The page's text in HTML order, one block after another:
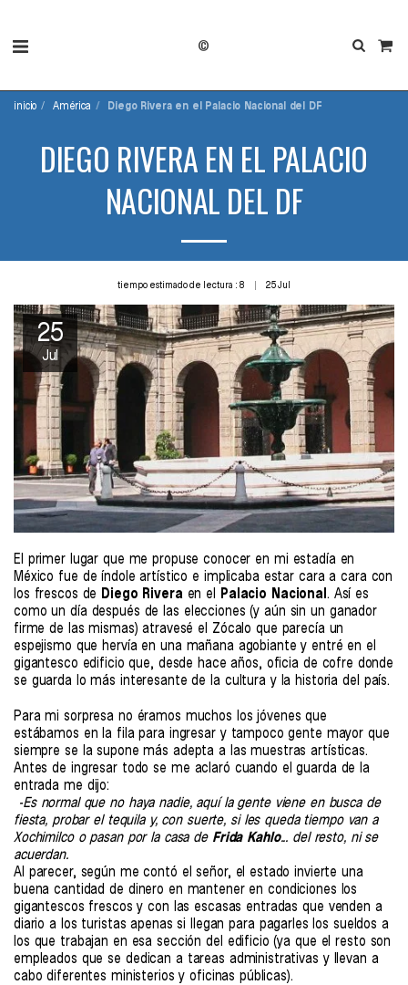
©
inicio América Diego Rivera en el Palacio Nacional del DF
DIEGO RIVERA EN EL PALACIO
NACIONAL DEL DF
tiempo estimado de lectura : 8 25Jul
25
Jul
El primer lugar que me propuse conocer en mi estadía en
México fue de índole artístico e implicaba estar cara a cara con
los frescos de Diego Rivera en el Palacio Nacional . Así es
como un día después de las elecciones (y aún sin un ganador
firme de las mismas) atravesé el Zócalo que parecía un
espejismo que hervía en una mañana agobiante y entré en el
gigantesco edificio que, desde hace años, oficia de cofre donde
se guarda lo más interesante de la cultura y la historia del país.
Para mi sorpresa no éramos muchos los jóvenes que
estábamos en la fila para ingresar y tampoco gente mayor que
siempre se la supone más adepta a las muestras artísticas.
Antes de ingresar todo se me aclaró cuando el guarda de la
entrada me dijo:
-Es normal que no haya nadie, aquí la gente viene en busca de
fiesta, probar el tequila y, con suerte, si les queda tiempo van a
Xochimilco o pasan por la casa de Frida Kahlo... del resto, ni se
acuerdan.
Al parecer, según me contó el señor, el estado invierte una
buena cantidad de dinero en mantener en condiciones los
gigantescos frescos y con las escasas entradas que venden a
diario a los turistas apenas si llegan para pagarles los sueldos a
los que trabajan en esa sección del edificio (ya que el resto son
empleados que se dedican a tareas administrativas y llevan a
cabo diferentes ministerios y oficinas públicas).